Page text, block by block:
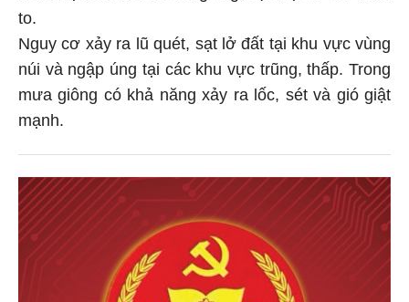
to.
Nguy cơ xảy ra lũ quét, sạt lở đất tại khu vực vùng
núi và ngập úng tại các khu vực trũng, thấp. Trong
mưa giông có khả năng xảy ra lốc, sét và gió giật
mạnh.